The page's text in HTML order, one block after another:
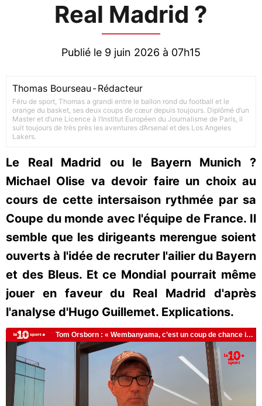
Real Madrid ?
Publié le 9 juin 2026 à 07h15
Thomas Bourseau -Rédacteur
Féru de sport, Thomas a grandi entre le ballon rond du football et le
orange du basket, ses deux coups de cœur depuis toujours. Diplômé d’un
Master et d’une Licence à l’Institut Européen du Journalisme de Paris, il
suit toujours de très près les aventures d’Arsenal et des Los Angeles
Lakers.
Le Real Madrid ou le Bayern Munich ?
Michael Olise va devoir faire un choix au
cours de cette intersaison rythmée par sa
Coupe du monde avec l'équipe de France. Il
semble que les dirigeants merengue soient
ouverts à l'idée de recruter l'ailier du Bayern
et des Bleus. Et ce Mondial pourrait même
jouer en faveur du Real Madrid d'après
l'analyse d'Hugo Guillemet. Explications.